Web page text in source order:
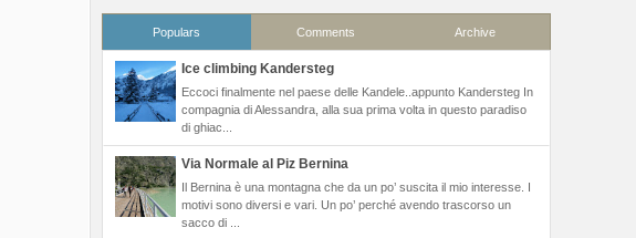
Populars Comments Archive
Ice climbing Kandersteg
Eccoci finalmente nel paese delle Kandele..appunto Kandersteg In
compagnia di Alessandra, alla sua prima volta in questo paradiso
di ghiac...
Via Normale al Piz Bernina
Il Bernina è una montagna che da un po’ suscita il mio interesse. I
motivi sono diversi e vari. Un po’ perché avendo trascorso un
sacco di ...